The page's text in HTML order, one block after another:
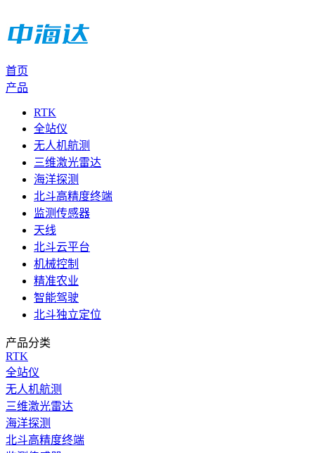
首页
产品
RTK
全站仪
无人机航测
三维激光雷达
海洋探测
北斗高精度终端
监测传感器
天线
北斗云平台
机械控制
精准农业
智能驾驶
北斗独立定位
产品分类
RTK
全站仪
无人机航测
三维激光雷达
海洋探测
北斗高精度终端